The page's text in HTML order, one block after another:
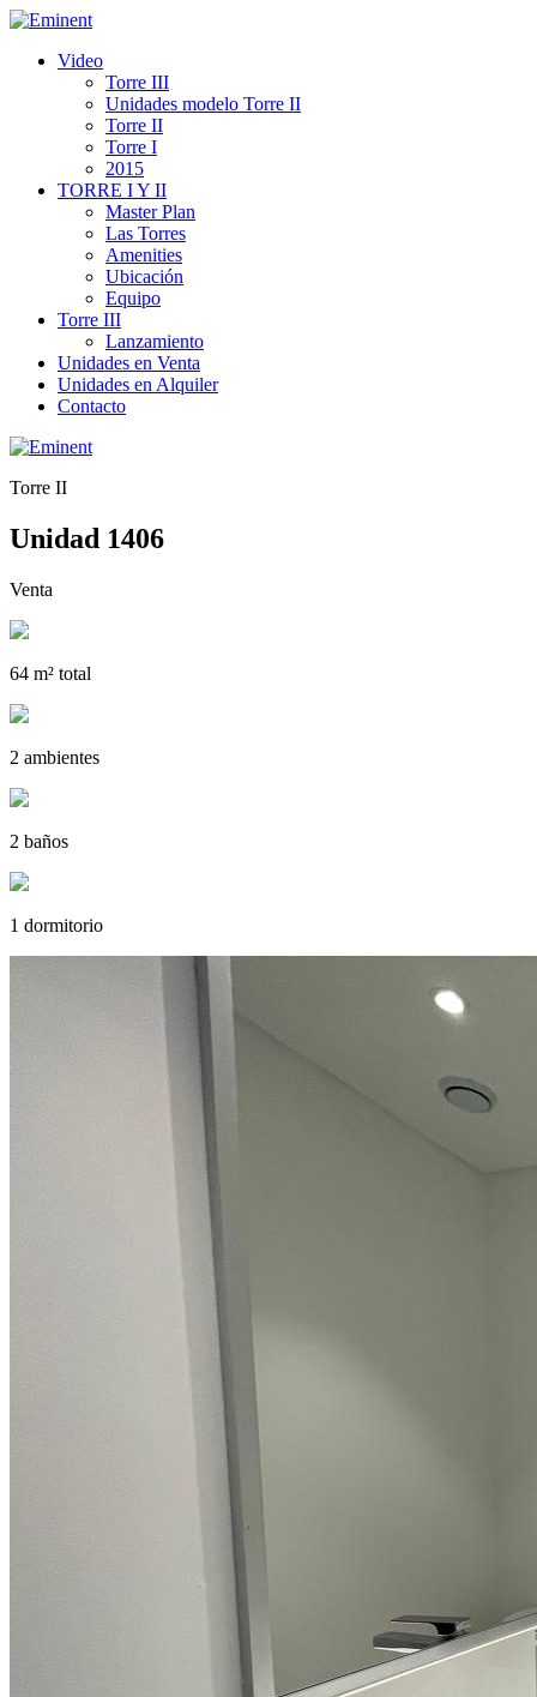
Video
Torre III
Unidades modelo Torre II
Torre II
Torre I
2015
TORRE I Y II
Master Plan
Las Torres
Amenities
Ubicación
Equipo
Torre III
Lanzamiento
Unidades en Venta
Unidades en Alquiler
Contacto
Torre II
Unidad 1406
Venta
64 m² total
2 ambientes
2 baños
1 dormitorio